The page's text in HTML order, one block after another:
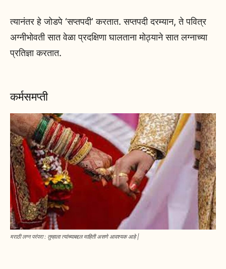
त्यानंतर हे जोडपे ‘सप्तपदी’ करतात. सप्तपदी दरम्यान, ते पवित्र
अग्नीभोवती सात वेळा प्रदक्षिणा घालताना मोठ्याने सात लग्नाच्या
प्रतिज्ञा करतात.
कर्मसमप्ती
मराठी लग्न परंपरा : तुम्हाला त्यांच्याबद्दल माहिती असणे आवश्यक आहे |